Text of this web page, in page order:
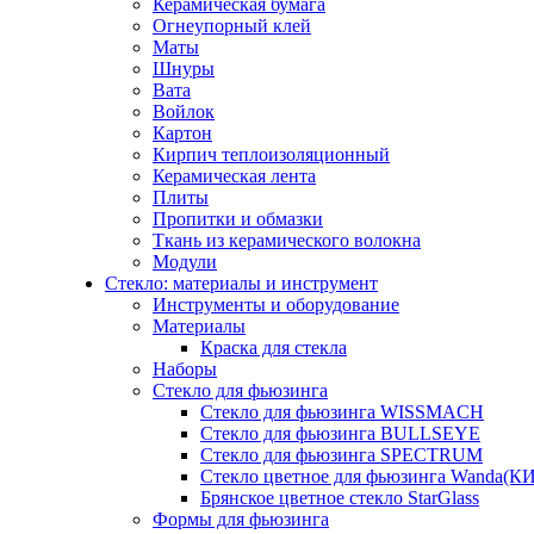
Керамическая бумага
Огнеупорный клей
Маты
Шнуры
Вата
Войлок
Картон
Кирпич теплоизоляционный
Керамическая лента
Плиты
Пропитки и обмазки
Ткань из керамического волокна
Модули
Стекло: материалы и инструмент
Инструменты и оборудование
Материалы
Краска для стекла
Наборы
Стекло для фьюзинга
Стекло для фьюзинга WISSMACH
Стекло для фьюзинга BULLSEYE
Стекло для фьюзинга SPECTRUM
Стекло цветное для фьюзинга
Брянское цветное стекло StarGlass
Формы для фьюзинга